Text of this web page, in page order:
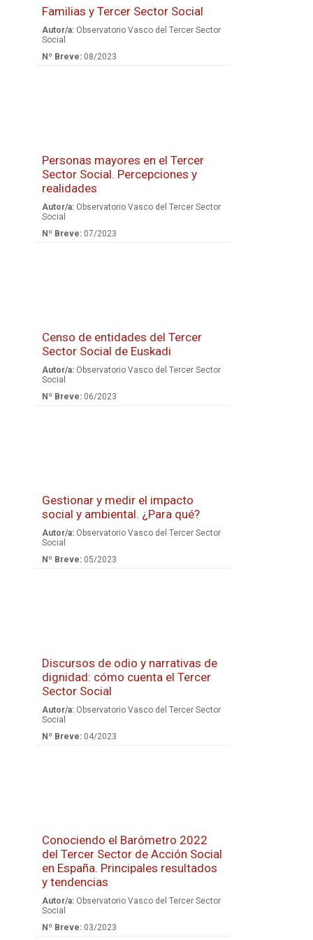
Familias y Tercer Sector Social
Autor/a:Observatorio Vasco del Tercer Sector
Social
Nº Breve:08/2023
Personas mayores en el Tercer
Sector Social. Percepciones y
realidades
Autor/a:Observatorio Vasco del Tercer Sector
Social
Nº Breve:07/2023
Censo de entidades del Tercer
Sector Social de Euskadi
Autor/a:Observatorio Vasco del Tercer Sector
Social
Nº Breve:06/2023
Gestionar y medir el impacto
social y ambiental. ¿Para qué?
Autor/a:Observatorio Vasco del Tercer Sector
Social
Nº Breve:05/2023
Discursos de odio y narrativas de
dignidad: cómo cuenta el Tercer
Sector Social
Autor/a:Observatorio Vasco del Tercer Sector
Social
Nº Breve:04/2023
Conociendo el Barómetro 2022
del Tercer Sector de Acción Social
en España. Principales resultados
y tendencias
Autor/a:Observatorio Vasco del Tercer Sector
Social
Nº Breve:03/2023